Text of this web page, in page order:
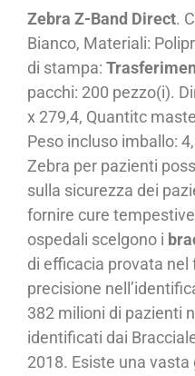
Zebra Z-Band Direct.
Bianco, Materiali:
di stampa:
pacchi: 200 pezzo(i).
x 279,4, Quantitc
Peso incluso imballo:
Zebra per pazienti
sulla sicurezza dei
fornire cure
ospedali scelgono i
di efficacia provata
precisione
382 milioni di pazienti
identificati dai
2018. Esiste una